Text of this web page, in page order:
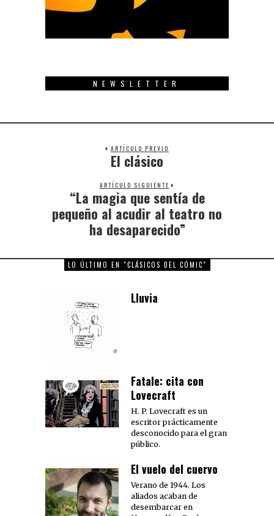
NEWSLETTER
ARTÍCULO PREVIO
Previous
El clásico
ARTÍCULO SIGUIENTE
Next
post:
“La magia que sentía de
pequeño al acudir al teatro no
ha desaparecido”
LO ÚLTIMO EN "CLÁSICOS DEL CÓMIC"
Lluvia
Fatale: cita con
Lovecraft
H. P. Lovecraft es un
escritor prácticamente
desconocido para el gran
público.
El vuelo del cuervo
Verano de 1944. Los
aliados acaban de
desembarcar en